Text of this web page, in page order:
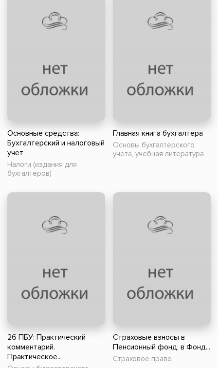
Основные средства:
Бухгалтерский и налоговый
учет
Налоги (издания для
бухгалтеров)
Главная книга бухгалтера
Основы бухгалтерского
учета, учебная литература
26 ПБУ: Практический
комментарий.
Практическое...
Страховые взносы в
Пенсионный фонд, в Фонд...
Страховое право